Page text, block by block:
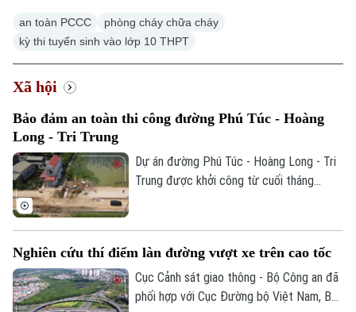
an toàn PCCC
phòng cháy chữa cháy
kỳ thi tuyển sinh vào lớp 10 THPT
Xã hội
Bảo đảm an toàn thi công đường Phú Túc - Hoàng
Long - Tri Trung
Dự án đường Phú Túc - Hoàng Long - Tri
Trung được khởi công từ cuối tháng
cực tập trung thi công để sớm hoàn
thành dự án, trong đó đặc biệt quan tâm
đến công tác bảo đảm an toàn giao thông
Nghiên cứu thí điểm làn đường vượt xe trên cao tốc
Cục Cảnh sát giao thông - Bộ Công an đã
phối hợp với Cục Đường bộ Việt Nam, Bộ